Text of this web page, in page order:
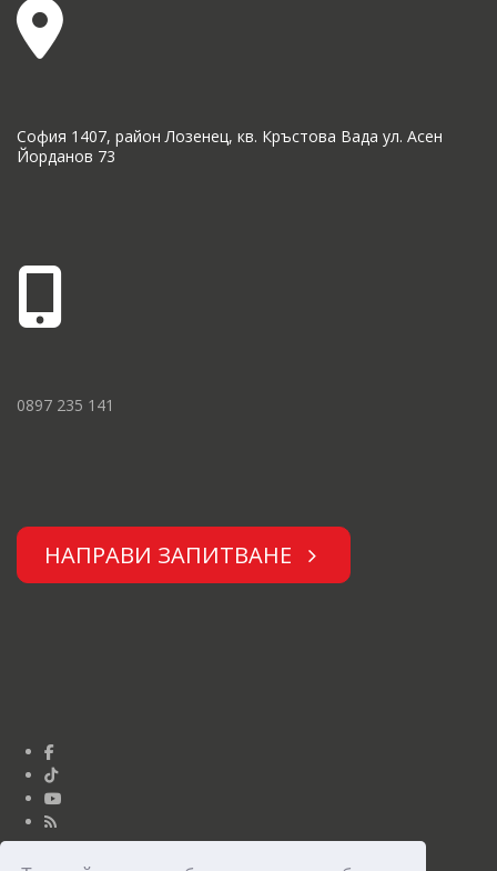
София 1407, район Лозенец, кв. Кръстова Вада ул. Асен
Йорданов 73
0897 235 141
НАПРАВИ ЗАПИТВАНЕ